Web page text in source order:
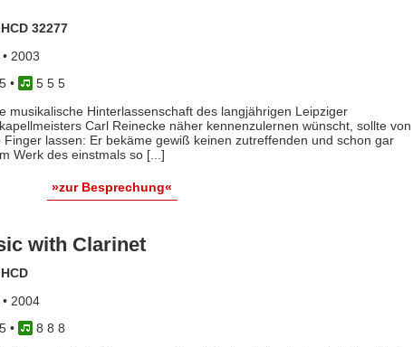
32277
2003
•
5 5 5
musikalische Hinterlassenschaft des langjährigen Leipziger
Carl Reinecke näher kennenzulernen wünscht, sollte von
Finger lassen: Er bekäme gewiß keinen zutreffenden und schon gar
Werk des einstmals so [...]
»zur Besprechung«
with Clarinet
2004
•
8 8 8